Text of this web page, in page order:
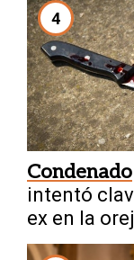
4
Condenado
intentó
ex en la